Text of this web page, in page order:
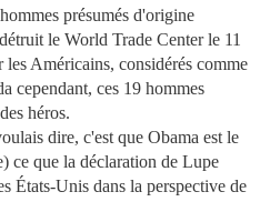
présumés d'origine
le World Trade Center le 11
les Américains, considérés comme
cependant, ces 19 hommes
héros.
dire, c'est que Obama est le
ce que la déclaration de Lupe
États-Unis dans la perspective de